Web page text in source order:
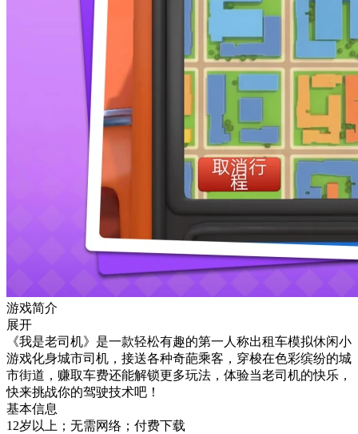
游戏简介
展开
《我是老司机》是一款轻松有趣的第一人称出租车模拟休闲小
游戏化身城市司机，接送各种奇葩乘客，穿梭在色彩缤纷的城
市街道，赚取车费还能解锁更多玩法，体验当老司机的快乐，
快来挑战你的驾驶技术吧！
基本信息
12岁以上；无需网络；付费下载